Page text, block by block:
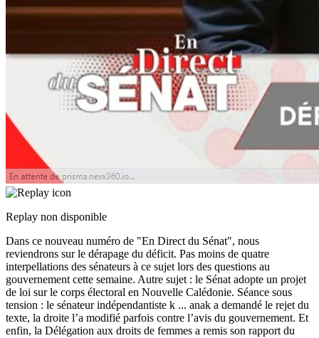
Replay non disponible
Dans ce nouveau numéro de "En Direct du Sénat", nous
reviendrons sur le dérapage du déficit. Pas moins de quatre
interpellations des sénateurs à ce sujet lors des questions au
gouvernement cette semaine. Autre sujet : le Sénat adopte un projet
de loi sur le corps électoral en Nouvelle Calédonie. Séance sous
tension : le sénateur indépendantiste k ... anak a demandé le rejet du
texte, la droite l’a modifié parfois contre l’avis du gouvernement. Et
enfin, la Délégation aux droits de femmes a remis son rapport du